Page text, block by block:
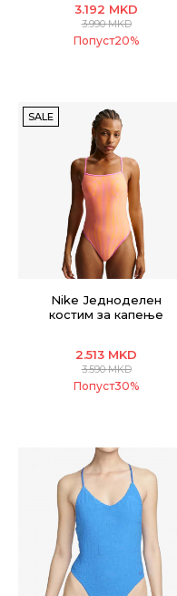
3.192 MKD
3.990MKD
Попуст20%
SALE
Nike Једноделен
костим за капење
2.513 MKD
3.590MKD
Попуст30%